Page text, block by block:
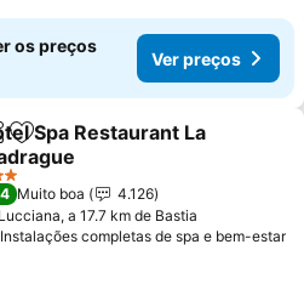
os preços
Ver preços
Adicionar aos favoritos
Spa Restaurant La
preços
Muito boa
4.126
Lucciana, a 17.7 km de Bastia
Instalações completas de spa e bem-estar